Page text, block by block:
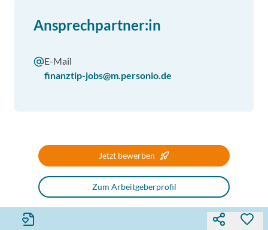
Ansprechpartner:in
E-Mail
finanztip-jobs@m.personio.de
Jetzt bewerben
Zum Arbeitgeberprofil